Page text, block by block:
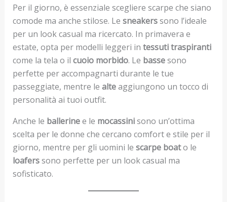
Per il giorno, è essenziale scegliere scarpe che siano
comode ma anche stilose. Le sneakerssono l’ideale
per un look casual ma ricercato. In primavera e
estate, opta per modelli leggeri in tessuti traspiranti
come la tela o il cuoio morbido. Le bassesono
perfette per accompagnarti durante le tue
passeggiate, mentre le alteaggiungono un tocco di
personalità ai tuoi outfit.
Anche le ballerinee le mocassinisono un’ottima
scelta per le donne che cercano comfort e stile per il
giorno, mentre per gli uomini le scarpe boato le
loaferssono perfette per un look casual ma
sofisticato.